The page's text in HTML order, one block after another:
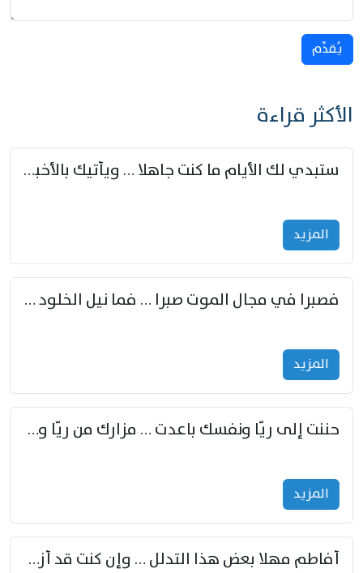
يُقدِّم
الأكثر قراءة
ستبدي لك الأيام ما كنت جاهلا … ويأتيك بالأخبار من لم تزوّد
المزید
فصبرا في مجال الموت صبرا … فما نيل الخلود بمستطاع
المزید
حننت إلى ريّا ونفسك باعدت … مزارك من ريّا وشعباكما معا
المزید
أفاطم مهلا بعض هذا التدلل … وإن كنت قد أزمعت صرمي فأجملي